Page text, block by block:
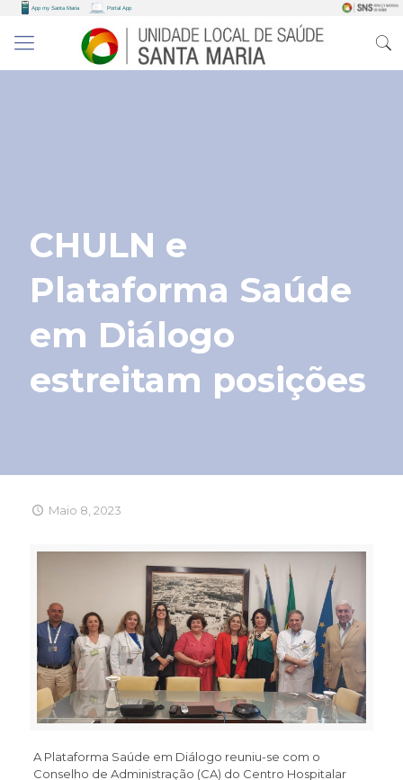
CHULN e
Plataforma Saúde
em Diálogo
estreitam posições
Maio 8, 2023
A Plataforma Saúde em Diálogo reuniu-se com o
Conselho de Administração (CA) do Centro Hospitalar